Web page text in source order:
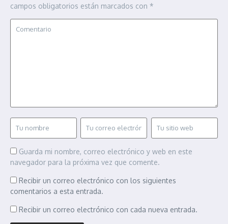
campos obligatorios están marcados con *
Guarda mi nombre, correo electrónico y web en este
navegador para la próxima vez que comente.
Recibir un correo electrónico con los siguientes
comentarios a esta entrada.
Recibir un correo electrónico con cada nueva entrada.